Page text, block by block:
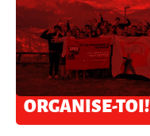
ORGANISE-TOI!